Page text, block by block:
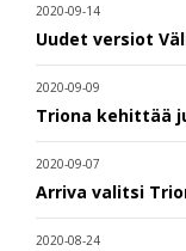
2020-09-14
Uudet versiot
2020-09-09
Triona kehittää
2020-09-07
Arriva valitsi
2020-08-24